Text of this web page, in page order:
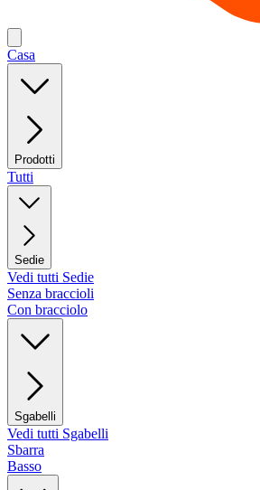
Casa
Prodotti
Tutti
Sedie
Vedi tutti Sedie
Senza braccioli
Con bracciolo
Sgabelli
Vedi tutti Sgabelli
Sbarra
Basso